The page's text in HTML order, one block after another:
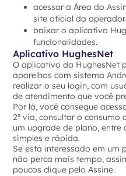
acessar a Área do
site oficial da
baixar o aplicativo
funcionalidades.
Aplicativo HughesNet
O aplicativo da HughesNet
aparelhos com sistema
realizar o seu login, com
de atendimento que você
Por lá, você consegue
2ª via, consultar o
um upgrade de plano, entre
simples e rápida.
Se está interessado em um
não perca mais tempo,
poucos clique pelo Assine.